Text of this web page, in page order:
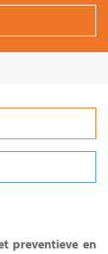
preventieve en